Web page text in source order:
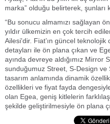
marka” olduğu belirterek, şunları
“Bu sonucu almamızı sağlayan
yıldır ülkemizin en çok tercih
Ailesi'dir. Fiat’ın güncel teknolojik
detayları ile ön plana çıkan ve
ayında devreye aldığımız Mirror
sunduğumuz Street, S-Design ve
tasarım anlamında dinamik
özellikleri ve fiyat fayda
olan Egea, geniş kitlelerin
şekilde geliştirilmesiyle ön plana